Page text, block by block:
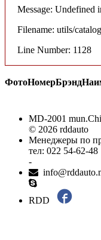
Message:
Filename: utils/
Line Number: 1128
ФотоНомерБрэнд
MD-2001
© 2026 rddauto
Менеджеры по
тел: 022 54-62-48
-
RDD